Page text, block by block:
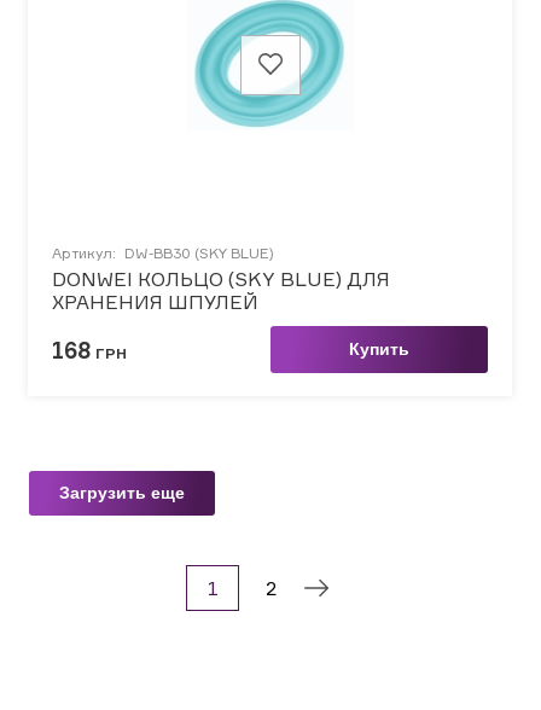
Артикул: DW-BB30 (SKY BLUE)
DONWEI КОЛЬЦО (SKY BLUE) ДЛЯ
ХРАНЕНИЯ ШПУЛЕЙ
168 ГРН Купить
Загрузить еще
1 2